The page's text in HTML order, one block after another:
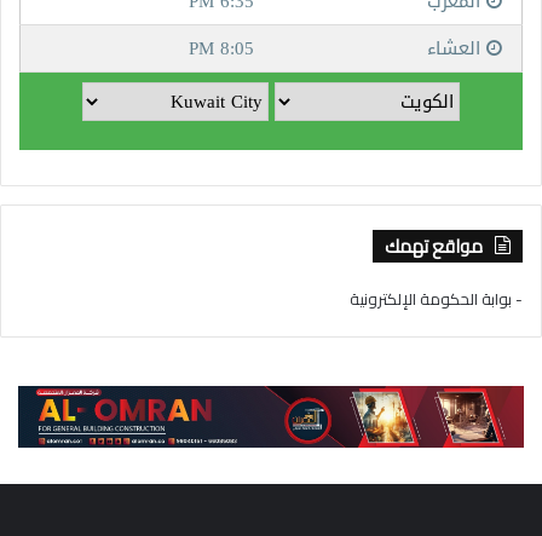
مواقع تهمك
- بوابة الحكومة الإلكترونية